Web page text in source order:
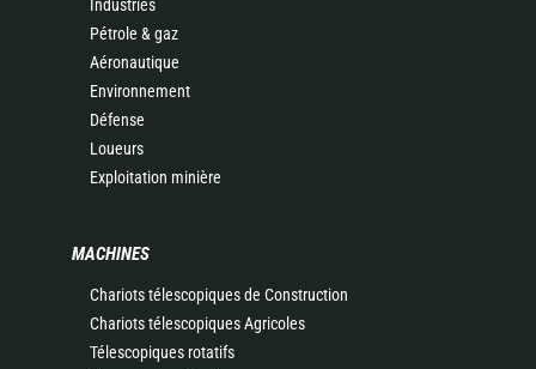
Industries
Pétrole & gaz
Aéronautique
Environnement
Défense
Loueurs
Exploitation minière
MACHINES
Chariots télescopiques de Construction
Chariots télescopiques Agricoles
Télescopiques rotatifs